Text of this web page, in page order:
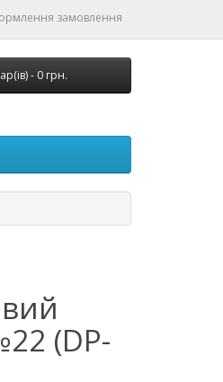
замовлення
- 0 грн.
(DP-